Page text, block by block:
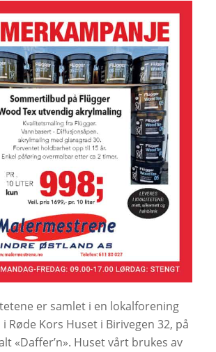
er samlet i en lokalforening
Røde Kors Huset i Birivegen 32, på
«Daffer’n». Huset vårt brukes av